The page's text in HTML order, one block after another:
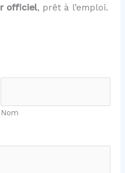
officiel, prêt à l’emploi.
Nom